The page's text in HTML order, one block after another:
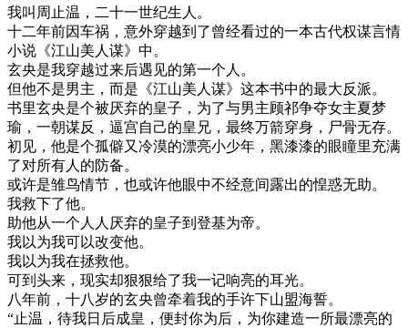
我叫周止温，二十一世纪生人。
十二年前因车祸，意外穿越到了曾经看过的一本古代权谋言情
小说《江山美人谋》中。
玄央是我穿越过来后遇见的第一个人。
但他不是男主，而是《江山美人谋》这本书中的最大反派。
书里玄央是个被厌弃的皇子，为了与男主顾祁争夺女主夏梦
瑜，一朝谋反，逼宫自己的皇兄，最终万箭穿身，尸骨无存。
初见，他是个孤僻又冷漠的漂亮小少年，黑漆漆的眼瞳里充满
了对所有人的防备。
或许是雏鸟情节，也或许他眼中不经意间露出的惶惑无助。
我救下了他。
助他从一个人人厌弃的皇子到登基为帝。
我以为我可以改变他。
我以为我在拯救他。
可到头来，现实却狠狠给了我一记响亮的耳光。
八年前，十八岁的玄央曾牵着我的手许下山盟海誓。
“止温，待我日后成皇，便封你为后，为你建造一所最漂亮的